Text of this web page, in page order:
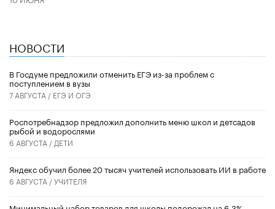
НОВОСТИ
В Госдуме предложили отменить ЕГЭ из-за проблем с
поступлением в вузы
7 АВГУСТА / ЕГЭ И ОГЭ
Роспотребнадзор предложил дополнить меню школ и детсадов
рыбой и водорослями
6 АВГУСТА / ДЕТИ
​Яндекс обучил более 20 тысяч учителей использовать ИИ в работе
6 АВГУСТА /УЧИТЕЛЯ